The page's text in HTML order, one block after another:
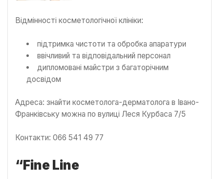
Відмінності косметологічної клініки:
підтримка чистоти та обробка апаратури
ввічливий та відповідальний персонал
дипломовані майстри з багаторічним
досвідом
Адреса: знайти косметолога-дерматолога в Івано-
Франківську можна по вулиці Леся Курбаса 7/5
Контакти: 066 541 49 77
“Fine Line